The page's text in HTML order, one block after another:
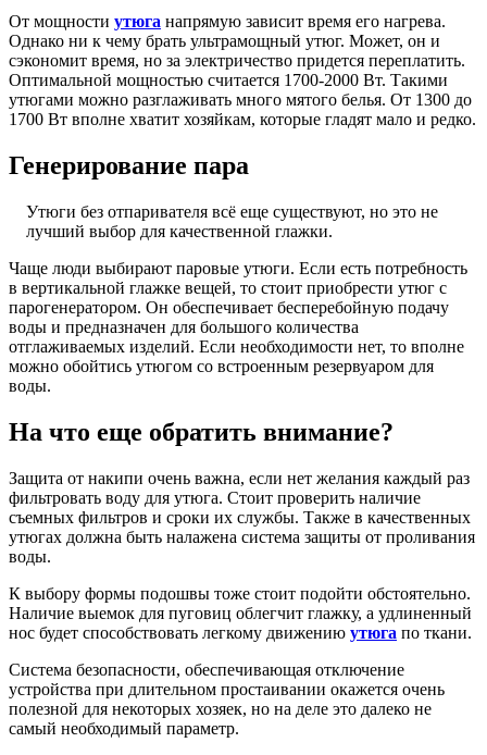
От мощности утюга напрямую зависит время его нагрева.
Однако ни к чему брать ультрамощный утюг. Может, он и
сэкономит время, но за электричество придется переплатить.
Оптимальной мощностью считается 1700-2000 Вт. Такими
утюгами можно разглаживать много мятого белья. От 1300 до
1700 Вт вполне хватит хозяйкам, которые гладят мало и редко.
Генерирование пара
Утюги без отпаривателя всё еще существуют, но это не
лучший выбор для качественной глажки.
Чаще люди выбирают паровые утюги. Если есть потребность
в вертикальной глажке вещей, то стоит приобрести утюг с
парогенератором. Он обеспечивает бесперебойную подачу
воды и предназначен для большого количества
отглаживаемых изделий. Если необходимости нет, то вполне
можно обойтись утюгом со встроенным резервуаром для
воды.
На что еще обратить внимание?
Защита от накипи очень важна, если нет желания каждый раз
фильтровать воду для утюга. Стоит проверить наличие
съемных фильтров и сроки их службы. Также в качественных
утюгах должна быть налажена система защиты от проливания
воды.
К выбору формы подошвы тоже стоит подойти обстоятельно.
Наличие выемок для пуговиц облегчит глажку, а удлиненный
нос будет способствовать легкому движению утюга по ткани.
Система безопасности, обеспечивающая отключение
устройства при длительном простаивании окажется очень
полезной для некоторых хозяек, но на деле это далеко не
самый необходимый параметр.